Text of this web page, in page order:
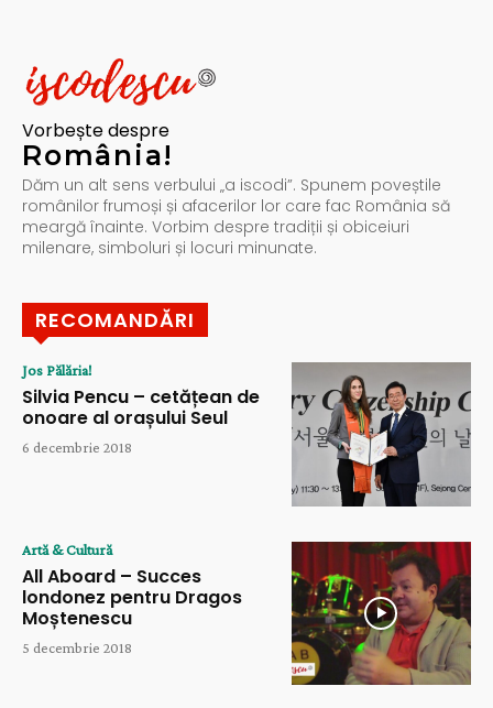
Vorbește despre
România!
Dăm un alt sens verbului „a iscodi”. Spunem poveștile
românilor frumoși și afacerilor lor care fac România să
meargă înainte. Vorbim despre tradiții și obiceiuri
milenare, simboluri și locuri minunate.
RECOMANDĂRI
Jos Pălăria!
Silvia Pencu – cetățean de
onoare al orașului Seul
6 decembrie 2018
Artă & Cultură
All Aboard – Succes
londonez pentru Dragos
Moștenescu
5 decembrie 2018